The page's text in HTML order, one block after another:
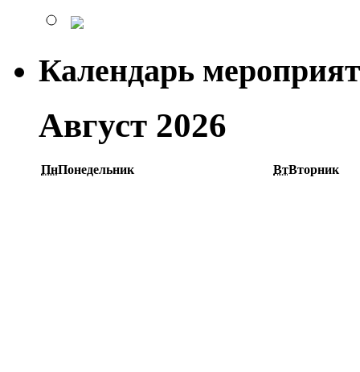
Календарь
Август 2026
ПнПонедельник ВтВторник